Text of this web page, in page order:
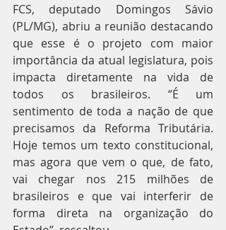
FCS, deputado Domingos Sávio
(PL/MG), abriu a reunião destacando
que esse é o projeto com maior
importância da atual legislatura, pois
impacta diretamente na vida de
todos os brasileiros. “É um
sentimento de toda a nação de que
precisamos da Reforma Tributária.
Hoje temos um texto constitucional,
mas agora que vem o que, de fato,
vai chegar nos 215 milhões de
brasileiros e que vai interferir de
forma direta na organização do